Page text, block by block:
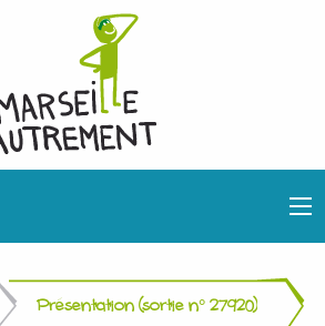
Présentation (sortie n° 27920)